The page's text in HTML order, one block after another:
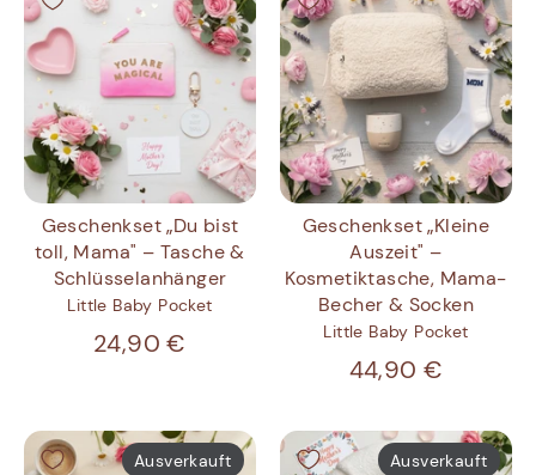
Geschenkset „Du bist
toll, Mama" – Tasche &
Schlüsselanhänger
Little Baby Pocket
24,90 €
Geschenkset „Kleine
Auszeit" –
Kosmetiktasche, Mama-
Becher & Socken
Little Baby Pocket
44,90 €
Ausverkauft Ausverkauft